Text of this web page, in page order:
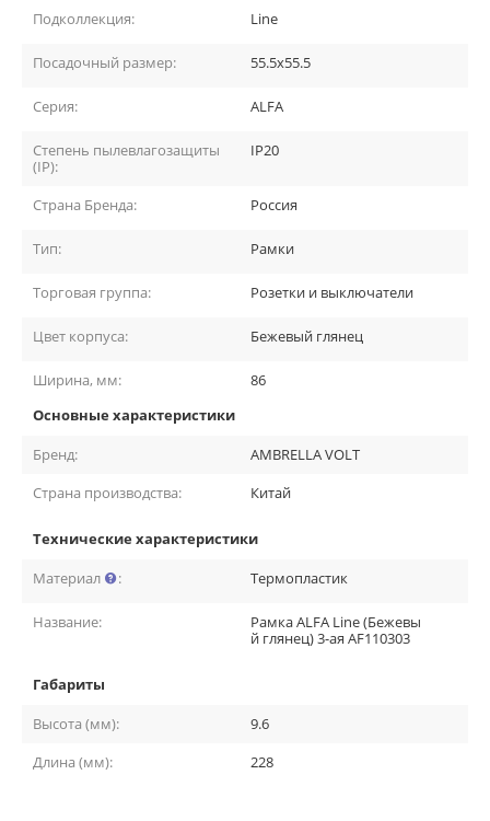
Подколлекция: Line
Посадочный размер: 55.5x55.5
Серия: ALFA
Степень пылевлагозащиты
(IP):
IP20
Страна Бренда: Россия
Тип: Рамки
Торговая группа: Розетки и выключатели
Цвет корпуса: Бежевый глянец
Ширина, мм:
86
Основные характеристики
Бренд:
AMBRELLA VOLT
Страна производства:
Китай
Технические характеристики
Материал
: Термопластик
Название:
Рамка ALFA Line (Бежевы
й глянец) 3-ая AF110303
Габариты
Высота (мм):
9.6
Длина (мм):
228